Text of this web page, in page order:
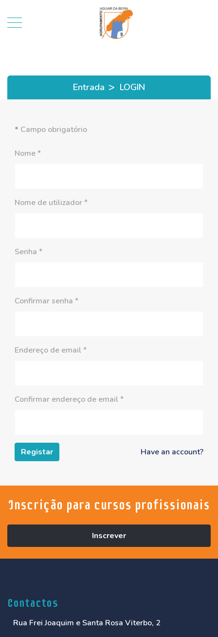
Entrada > LOGIN
* Campo obrigatório
Nome*
Nome de utilizador*
Senha *
Confirmar senha *
Endereço de email*
Confirmar endereço de email*
Registar Have an account?
Inscrição para cursos profissionais
Inscrever
Contactos
Rua Frei Joaquim e Santa Rosa Viterbo, 2